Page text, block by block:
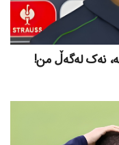
نەک لەگەڵ من!